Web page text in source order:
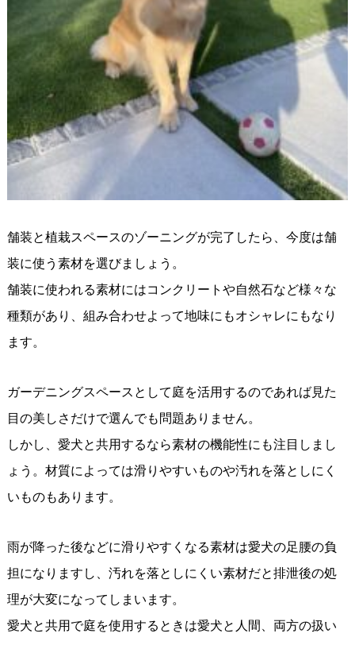
舗装と植栽スペースのゾーニングが完了したら、今度は舗
装に使う素材を選びましょう。
舗装に使われる素材にはコンクリートや自然石など様々な
種類があり、組み合わせよって地味にもオシャレにもなり
ます。
ガーデニングスペースとして庭を活用するのであれば見た
目の美しさだけで選んでも問題ありません。
しかし、愛犬と共用するなら素材の機能性にも注目しまし
ょう。材質によっては滑りやすいものや汚れを落としにく
いものもあります。
雨が降った後などに滑りやすくなる素材は愛犬の足腰の負
担になりますし、汚れを落としにくい素材だと排泄後の処
理が大変になってしまいます。
愛犬と共用で庭を使用するときは愛犬と人間、両方の扱い